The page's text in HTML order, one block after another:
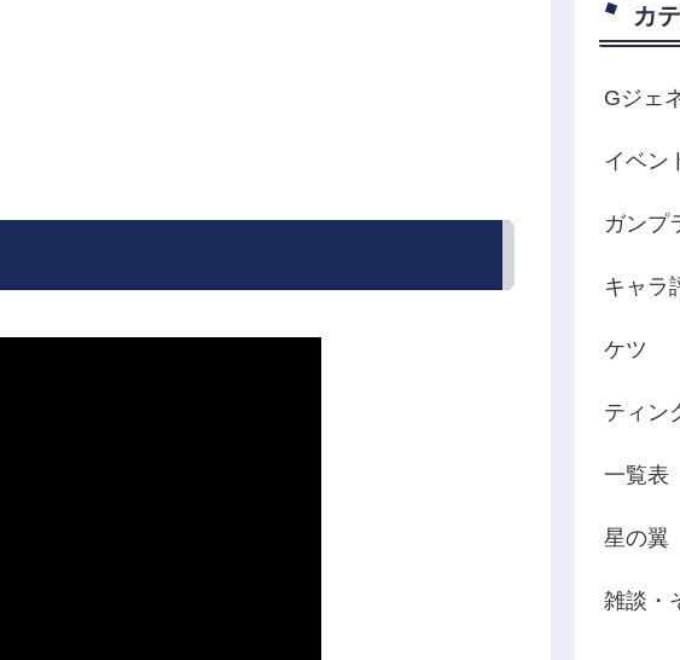
カ
Gジェ
イベン
ガンプ
キャラ
ケツ
ティン
一覧表
星の翼
雑談・